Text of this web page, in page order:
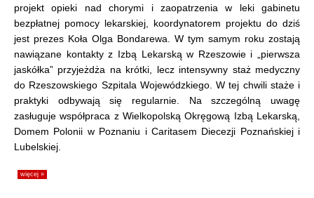
projekt opieki nad chorymi i zaopatrzenia w leki gabinetu
bezpłatnej pomocy lekarskiej, koordynatorem projektu do dziś
jest prezes Koła Olga Bondarewa. W tym samym roku zostają
nawiązane kontakty z Izbą Lekarską w Rzeszowie i „pierwsza
jaskółka” przyjeżdża na krótki, lecz intensywny staż medyczny
do Rzeszowskiego Szpitala Wojewódzkiego. W tej chwili staże i
praktyki odbywają się regularnie. Na szczególną uwagę
zasługuje współpraca z Wielkopolską Okręgową Izbą Lekarską,
Domem Polonii w Poznaniu i Caritasem Diecezji Poznańskiej i
Lubelskiej.
więcej »